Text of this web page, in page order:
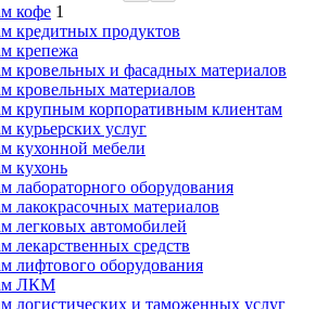
кофе 1
кредитных продуктов
крепежа
кровельных и фасадных материалов
кровельных материалов
крупным корпоративным клиентам
курьерских услуг
кухонной мебели
кухонь
лабораторного оборудования
лакокрасочных материалов
легковых автомобилей
лекарственных средств
лифтового оборудования
ЛКМ
логистических и таможенных услуг